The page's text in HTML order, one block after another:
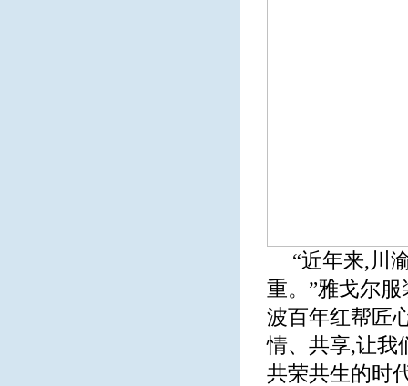
“近年来,川
重。”雅戈尔
波百年红帮匠
情、共享,让我
共荣共生的时